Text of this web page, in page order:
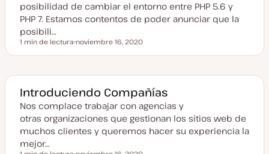
posibilidad de cambiar el entorno entre PHP 5.6 y
PHP 7. Estamos contentos de poder anunciar que la
posibili…
Tiempo de lectura
1 min de lectura
e
h
a
c
t
u
a
l
i
a
noviembre 16, 2020
Introduciendo Compañías
Nos complace trabajar con agencias y
otras organizaciones que gestionan los sitios web de
muchos clientes y queremos hacer su experiencia la
mejor…